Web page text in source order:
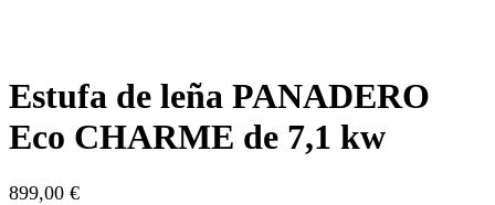
Estufa de leña PANADERO
Eco CHARME de 7,1 kw
899,00 €